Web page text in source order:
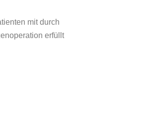
mit durch
erfüllt